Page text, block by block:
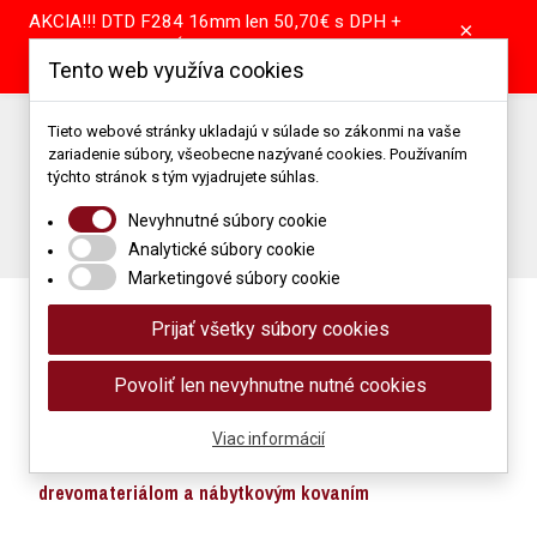
×
AKCIA!!! DTD F284 16mm len 50,70€ s DPH +
pílenie tabule GRÁTIS! DTD A907 16mm len
39,55€ s DPH + pílenie tabule GRÁTIS!
Predajňa: +421 904 867 344 | +421 37 64 25 101
Porez: +421 905 514 679
Podlahové štúdio: +421 907 866 118
Napíšte nám: obchod@mimidrevomaterial.sk
Porez materiálu
drevomateriálom a nábytkovým kovaním
Tento web využíva cookies
Tieto webové stránky ukladajú v súlade so zákonmi na vaše
zariadenie súbory, všeobecne nazývané cookies. Používaním
týchto stránok s tým vyjadrujete súhlas.
Nevyhnutné súbory cookie
Analytické súbory cookie
Marketingové súbory cookie
Prijať všetky súbory cookies
Povoliť len nevyhnutne nutné cookies
Viac informácií